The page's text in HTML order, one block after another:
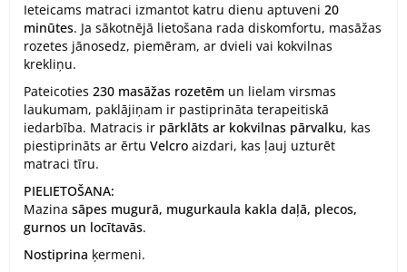
Ieteicams matraci izmantot katru dienu aptuveni 20
minūtes. Ja sākotnējā lietošana rada diskomfortu, masāžas
rozetes jānosedz, piemēram, ar dvieli vai kokvilnas
krekliņu.
Pateicoties 230 masāžas rozetēm un lielam virsmas
laukumam, paklājiņam ir pastiprināta terapeitiskā
iedarbība. Matracis ir pārklāts ar kokvilnas pārvalku, kas
piestiprināts ar ērtu Velcro aizdari, kas ļauj uzturēt
matraci tīru.
PIELIETOŠANA:
Mazina sāpes mugurā, mugurkaula kakla daļā, plecos,
gurnos un locītavās.
Nostiprina ķermeni.